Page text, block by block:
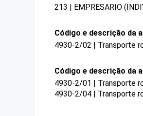
213 | EMPRESARIO
Código e descrição da
4930-2/02 | Transporte
Código e descrição da
4930-2/01 | Transporte
4930-2/04 | Transporte